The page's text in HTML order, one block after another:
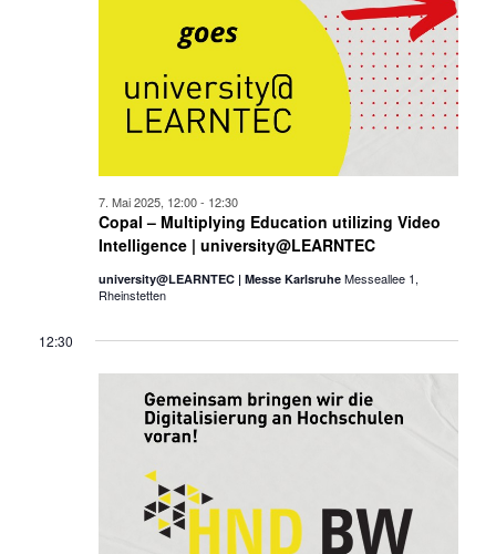
Copal – Multiplying Education utilizing Video
Intelligence | university@LEARNTEC
7. Mai 2025, 12:00- 12:30
university@LEARNTEC | Messe Karlsruhe Messeallee 1,
Rheinstetten
12:30